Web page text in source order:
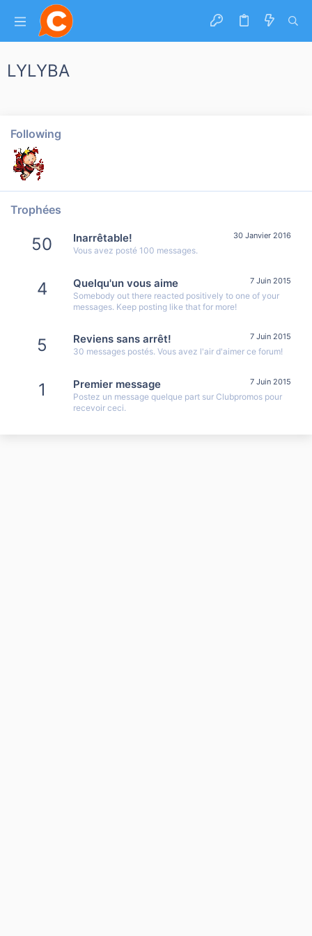
LYLYBA
Following
Trophées
50 30 Janvier 2016
Inarrêtable!
Vous avez posté 100 messages.
4 7 Juin 2015
Quelqu'un vous aime
Somebody out there reacted positively to one of your
messages. Keep posting like that for more!
5 7 Juin 2015
Reviens sans arrêt!
30 messages postés. Vous avez l'air d'aimer ce forum!
1 7 Juin 2015
Premier message
Postez un message quelque part sur Clubpromos pour
recevoir ceci.